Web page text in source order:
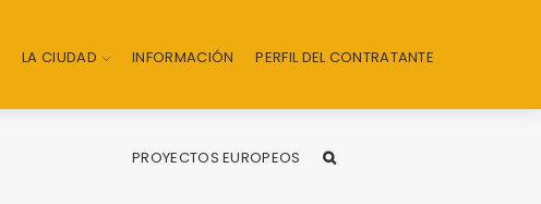
LA CIUDAD INFORMACIÓN PERFIL DEL CONTRATANTE
PROYECTOS EUROPEOS